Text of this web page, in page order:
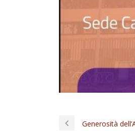
Generosità